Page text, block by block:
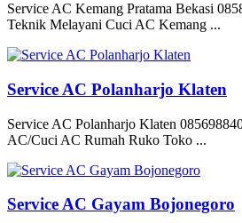
Service AC Kemang Pratama Bekasi
Teknik Melayani Cuci AC Kemang ...
Service AC Polanharjo Klaten
Service AC Polanharjo Klaten
AC/Cuci AC Rumah Ruko Toko ...
Service AC Gayam Bojonegoro